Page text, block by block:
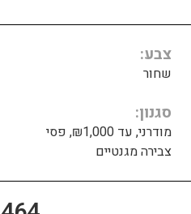
צבע
שחור
סגנון
מודרני, עד ₪1,000, פסי
צבירה מגנטיים